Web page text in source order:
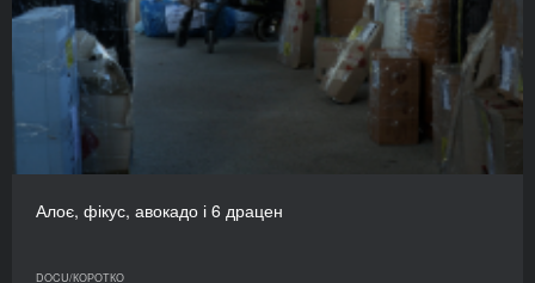
Алоє, фікус, авокадо і 6 драцен
DOCU/КОРОТКО